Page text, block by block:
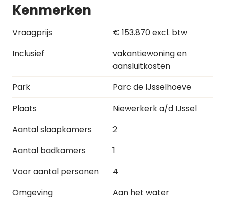
Kenmerken
Vraagprijs
€ 153.870 excl. btw
Inclusief
vakantiewoning en
aansluitkosten
Park
Parc de IJsselhoeve
Plaats
Niewerkerk a/d IJssel
Aantal slaapkamers
2
Aantal badkamers
1
Voor aantal personen
4
Omgeving
Aan het water